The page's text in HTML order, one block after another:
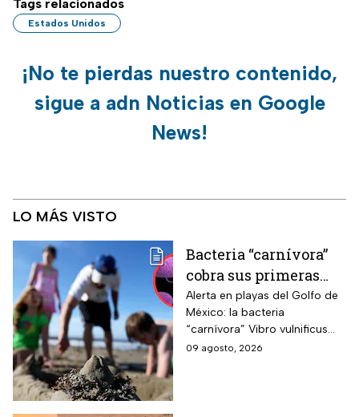
Tags relacionados
Estados Unidos
¡No te pierdas nuestro contenido,
sigue a adn Noticias en Google
News!
LO MÁS VISTO
Bacteria “carnívora”
cobra sus primeras
vidas y enciende
alarmas en estas
playas de EUA
Alerta en playas del Golfo de
México: la bacteria
“carnívora” Vibro vulnificus
causa infecciones graves y
09 agosto, 2026